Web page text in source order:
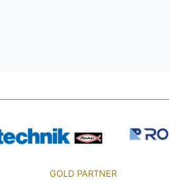
GOLD PARTNER